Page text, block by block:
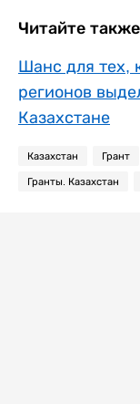
Читайте
Шанс для тех,
регионов
Казахстане
Казахстан Грант
Гранты. Казахстан